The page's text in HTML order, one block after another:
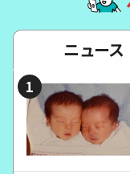
ニュース